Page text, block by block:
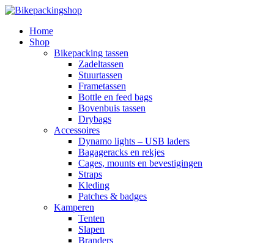
Home
Shop
Bikepacking tassen
Zadeltassen
Stuurtassen
Frametassen
Bottle en feed bags
Bovenbuis tassen
Drybags
Accessoires
Dynamo lights – USB laders
Bagageracks en rekjes
Cages, mounts en bevestigingen
Straps
Kleding
Patches & badges
Kamperen
Tenten
Slapen
Branders